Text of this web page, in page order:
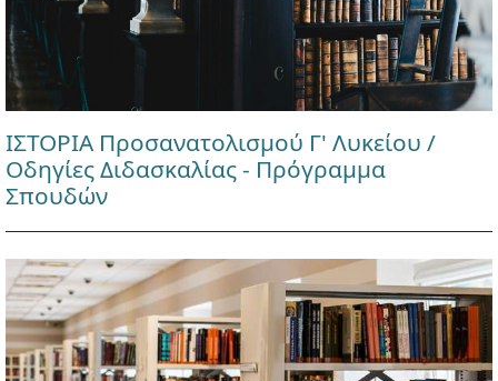
ΙΣΤΟΡΙΑ Προσανατολισμού Γ' Λυκείου /
Οδηγίες Διδασκαλίας - Πρόγραμμα
Σπουδών